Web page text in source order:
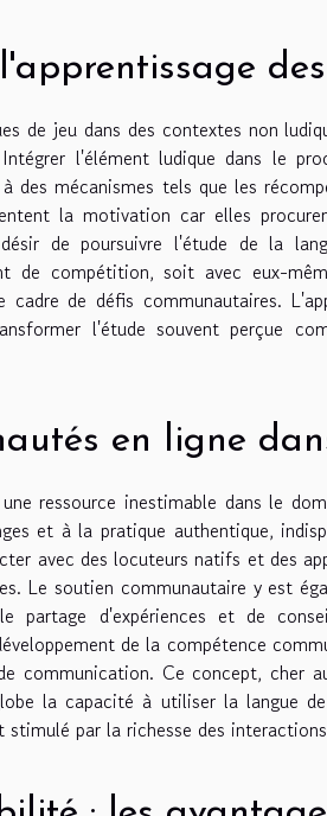
de jeu dans des contextes non
l'élément ludique dans le
des mécanismes tels que les
la motivation car elles
de poursuivre l'étude de la
de compétition, soit avec eux-
de défis communautaires.
l'étude souvent perçue
en ligne
ressource inestimable dans le
et à la pratique authentique,
avec des locuteurs natifs et des
Le soutien communautaire y est
d'expériences et de
de la compétence
communication. Ce concept, cher
la capacité à utiliser la langue
par la richesse des